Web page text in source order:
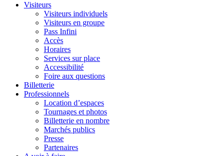
Visiteurs
Visiteurs individuels
Visiteurs en groupe
Pass Infini
Accès
Horaires
Services sur place
Accessibilité
Foire aux questions
Billetterie
Professionnels
Location d’espaces
Tournages et photos
Billetterie en nombre
Marchés publics
Presse
Partenaires